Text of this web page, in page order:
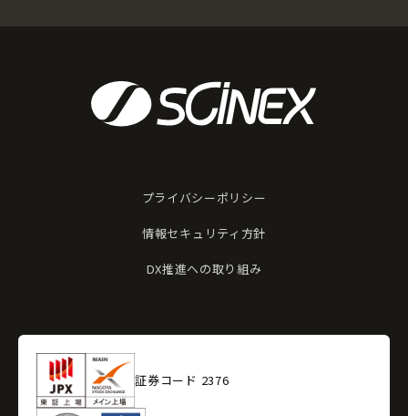
プライバシーポリシー
情報セキュリティ方針
DX推進への取り組み
証券コード 2376